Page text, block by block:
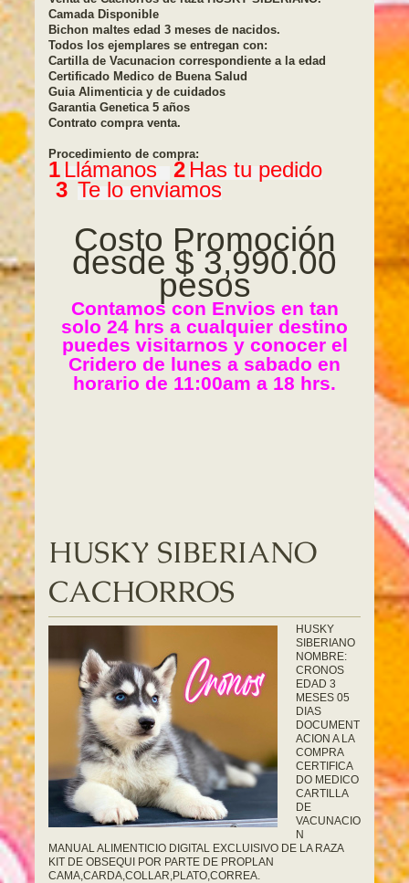
Camada Disponible
Bichon maltes edad 3 meses de nacidos.
Todos los ejemplares se entregan con:
Cartilla de Vacunacion correspondiente a la edad
Certificado Medico de Buena Salud
Guia Alimenticia y de cuidados
Garantia Genetica 5 años
Contrato compra venta.
Procedimiento de compra:
1 Llámanos 2 Has tu pedido
3 Te lo enviamos
Costo Promoción
desde $ 3,990.00
pesos
Contamos con Envios en tan
solo 24 hrs a cualquier destino
puedes visitarnos y conocer el
Cridero de lunes a sabado en
horario de 11:00am a 18 hrs.
HUSKY SIBERIANO
CACHORROS
HUSKY
SIBERIANO
NOMBRE:
CRONOS
EDAD 3
MESES 05
DIAS
DOCUMENT
ACION A LA
COMPRA
CERTIFICA
DO MEDICO
CARTILLA
DE
VACUNACIO
N
MANUAL ALIMENTICIO DIGITAL EXCLUISIVO DE LA RAZA
KIT DE OBSEQUI POR PARTE DE PROPLAN
CAMA,CARDA,COLLAR,PLATO,CORREA.